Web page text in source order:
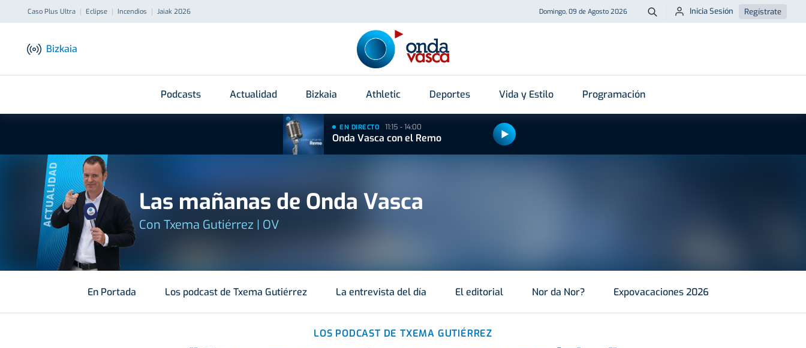
Caso Plus Ultra Eclipse Incendios Jaiak 2026 Domingo, 09 de Agosto 2026 Buscar
Inicia Sesión Regístrate
Bizkaia
Podcasts Actualidad Bizkaia Athletic Deportes Vida y Estilo Programación
EN DIRECTO 11:15 - 14:00
Onda Vasca con el Remo
ACTUALIDAD Las mañanas de Onda Vasca
Con Txema Gutiérrez | OV
En Portada Los podcast de Txema Gutiérrez La entrevista del día El editorial Nor da Nor? Expovacaciones 2026
LOS PODCAST DE TXEMA GUTIÉRREZ